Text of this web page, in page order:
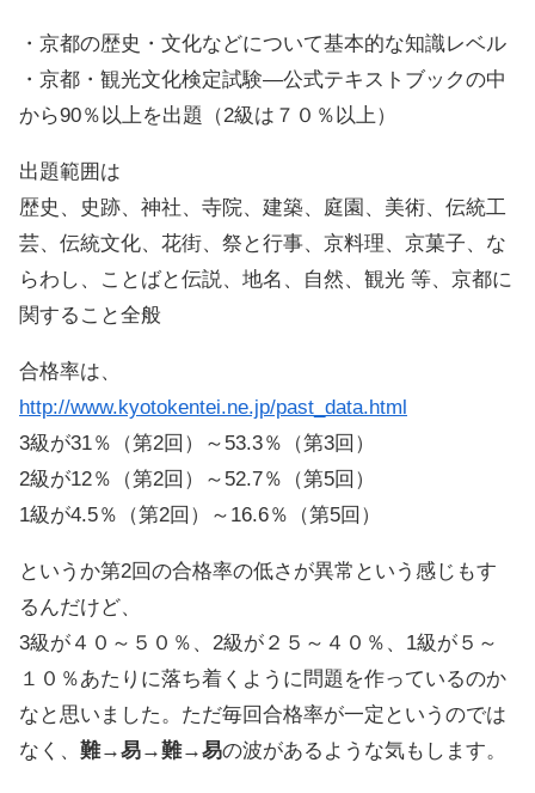
・京都の歴史・文化などについて基本的な知識レベル
・京都・観光文化検定試験―公式テキストブックの中
から90％以上を出題（2級は７０％以上）
出題範囲は
歴史、史跡、神社、寺院、建築、庭園、美術、伝統工
芸、伝統文化、花街、祭と行事、京料理、京菓子、な
らわし、ことばと伝説、地名、自然、観光 等、京都に
関すること全般
合格率は、
http://www.kyotokentei.ne.jp/past_data.html
3級が31％（第2回）～53.3％（第3回）
2級が12％（第2回）～52.7％（第5回）
1級が4.5％（第2回）～16.6％（第5回）
というか第2回の合格率の低さが異常という感じもす
るんだけど、
3級が４０～５０％、2級が２５～４０％、1級が５～
１０％あたりに落ち着くように問題を作っているのか
なと思いました。ただ毎回合格率が一定というのでは
なく、 難→易→難→易の波があるような気もします。